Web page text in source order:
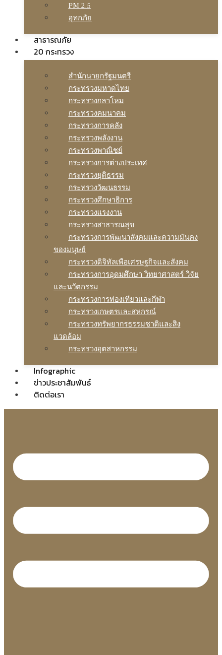
PM 2.5
อุทกภัย
สาธารณภัย
20 กระทรวง
สํานักนายกรัฐมนตรี
กระทรวงมหาดไทย
กระทรวงกลาโหม
กระทรวงคมนาคม
กระทรวงการคลัง
กระทรวงพลังงาน
กระทรวงพาณิชย์
กระทรวงการต่างประเทศ
กระทรวงยุติธรรม
กระทรวงวัฒนธรรม
กระทรวงศึกษาธิการ
กระทรวงแรงงาน
กระทรวงสาธารณสุข
กระทรวงการพัฒนาสังคมและความมันคง
ของมนุษย์
กระทรวงดิจิทัลเพือเศรษฐกิจและสังคม
กระทรวงการอุดมศึกษา วิทยาศาสตร์ วิจัย
และนวัตกรรม
กระทรวงการท่องเทียวและกีฬา
กระทรวงเกษตรและสหกรณ์
กระทรวงทรัพยากรธรรมชาติและสิง
แวดล้อม
กระทรวงอุตสาหกรรม
Infographic
ข่าวประชาสัมพันธ์
ติดต่อเรา